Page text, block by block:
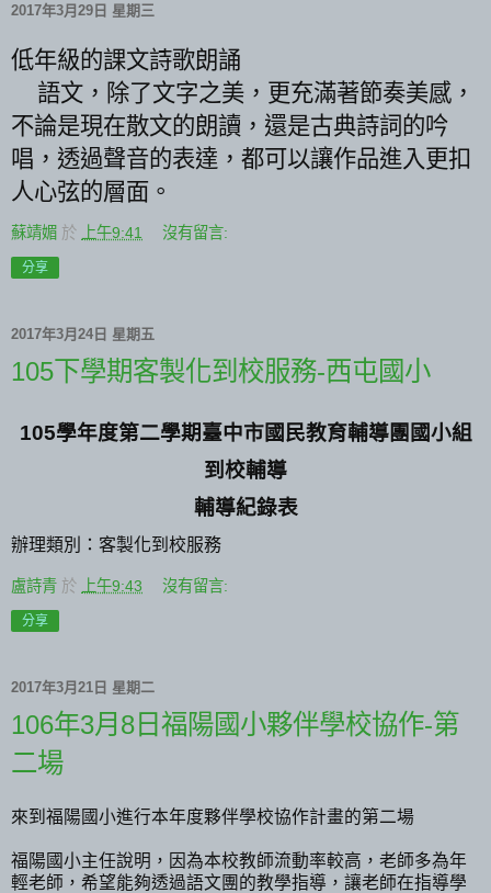
2017年3月29日 星期三
低年級的課文詩歌朗誦
語文，除了文字之美，更充滿著節奏美感，
不論是現在散文的朗讀，還是古典詩詞的吟
唱，透過聲音的表達，都可以讓作品進入更扣
人心弦的層面。
蘇靖媚 於 上午9:41 沒有留言:
分享
2017年3月24日 星期五
105下學期客製化到校服務-西屯國小
105學年度第二學期臺中市國民教育輔導團國小組
到校輔導
輔導紀錄表
辦理類別：客製化到校服務
盧詩青 於 上午9:43 沒有留言:
分享
2017年3月21日 星期二
106年3月8日福陽國小夥伴學校協作-第
二場
來到福陽國小進行本年度夥伴學校協作計畫的第二場
福陽國小主任說明，因為本校教師流動率較高，老師多為年
輕老師，希望能夠透過語文團的教學指導，讓老師在指導學